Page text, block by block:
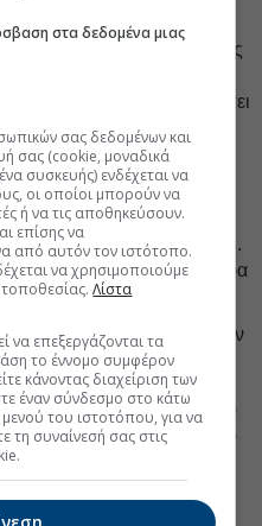
περιουσιακό στοιχείο
και ο διοικητής της
άλλα περιουσιακά
προκειμένου να αποκτήσει
από κάποια
και περιουσιακών
το Libra.
της Γερουσίας,
είχε πολλούς υποστηρικτές.
χρόνο, αλλά για την ώρα
Γερουσιαστές επαινούσαν
με το Libra. Όπως οKevin
είμαι στο Facebook, δεν
Το Facebook είναι δωρεάν
για να βγάλουν λεφτά. Δεν
Θέλω να δω
ότι θα ελέγξουν την
μοιάζει στο Bitcoin για
στα δεδομένα μιας
σας δεδομένων και
σας (cookie, μοναδικά
συσκευής) ενδέχεται να
οι οποίοι μπορούν να
ή να τις αποθηκεύσουν.
επίσης να
από αυτόν τον ιστότοπο.
να χρησιμοποιούμε
τοποθεσίας.Λίστα
να επεξεργάζονται τα
το έννομο συμφέρον
κάνοντας διαχείριση των
έναν σύνδεσμο στο κάτω
του ιστοτόπου, για να
τη συναίνεσή σας στις